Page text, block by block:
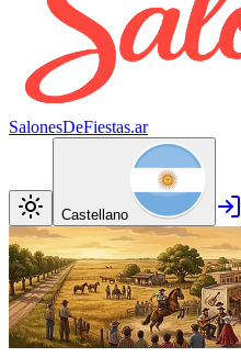
SalonesDeFiestas.ar
Castellano